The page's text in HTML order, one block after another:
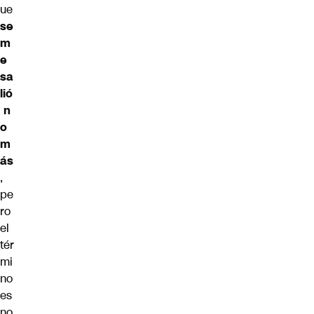
ue
se
m
e
sa
lió
n
o
m
ás
,
pe
ro
el
tér
mi
no
es